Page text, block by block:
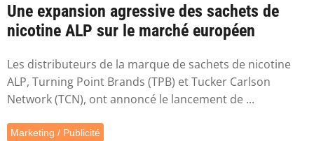
Une expansion agressive des sachets de
nicotine ALP sur le marché européen
Les distributeurs de la marque de sachets de nicotine
ALP, Turning Point Brands (TPB) et Tucker Carlson
Network (TCN), ont annoncé le lancement de ...
Marketing / Publicité